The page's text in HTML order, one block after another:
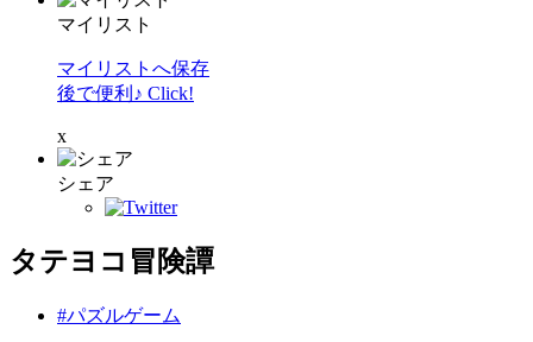
マイリスト
マイリストへ保存
後で便利♪ Click!
x
シェア
タテヨコ冒険譚
#パズルゲーム